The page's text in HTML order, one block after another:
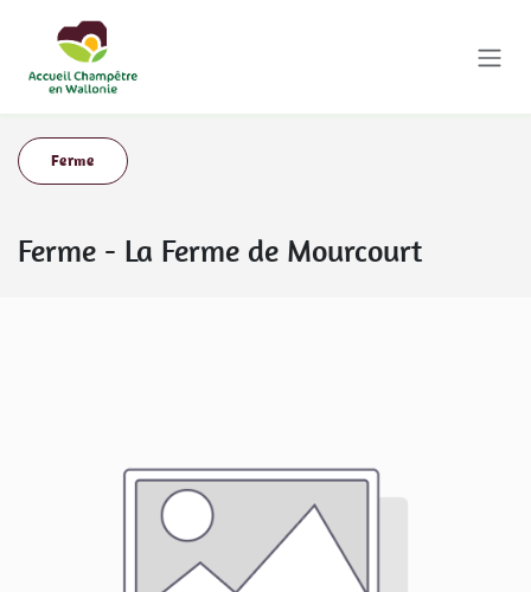
Ferme
Ferme - La Ferme de Mourcourt